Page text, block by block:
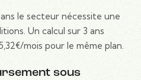
le secteur nécessite une
Un calcul sur 3 ans
mois pour le même plan.
sous